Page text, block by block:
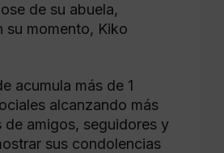
de su abuela,
su momento, Kiko
acumula más de 1
alcanzando más
amigos, seguidores y
sus condolencias